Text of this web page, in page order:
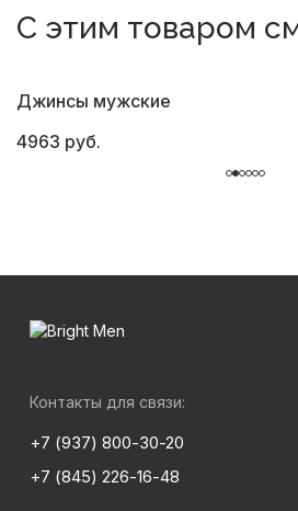
С этим товаром
Джинсы мужские
4963 руб.
Контакты для связи:
+7 (937) 800-30-20
+7 (845) 226-16-48